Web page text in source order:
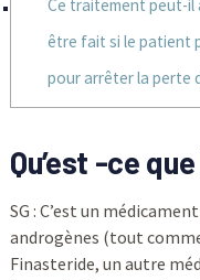
Ce traitement peut-il
être fait si le patient
pour arrêter la perte
Qu’est -ce
SG : C’est un
androgènes (tout
Finasteride, un autre